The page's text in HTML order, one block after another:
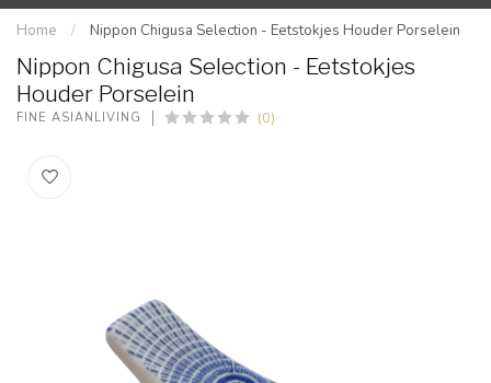
Home / Nippon Chigusa Selection - Eetstokjes Houder Porselein
Nippon Chigusa Selection - Eetstokjes
Houder Porselein
FINE ASIANLIVING (0)